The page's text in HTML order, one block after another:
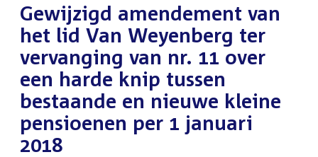
:Gewijzigd amendement van
het lid Van Weyenberg ter
vervanging van nr. 11 over
een harde knip tussen
bestaande en nieuwe kleine
pensioenen per 1 januari
2018